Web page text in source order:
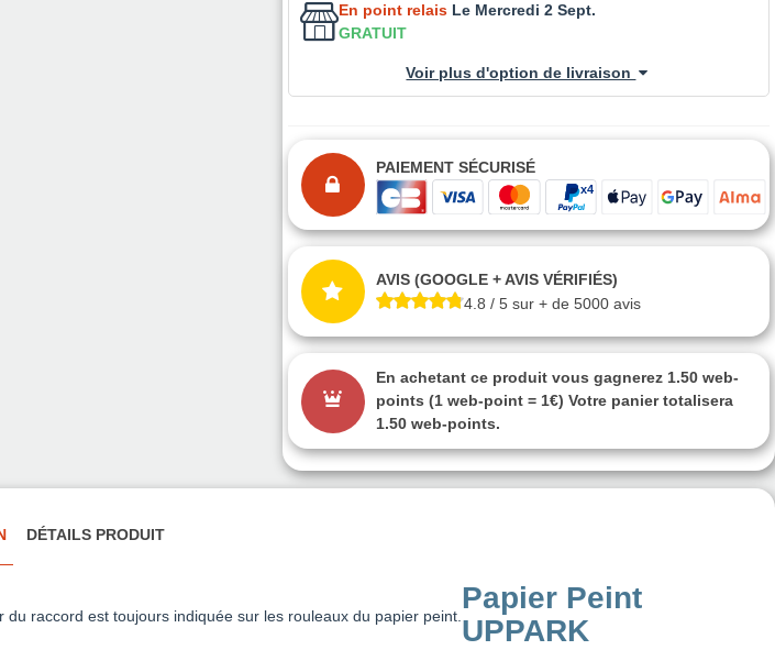
En point relais Le Mercredi 2 Sept.
GRATUIT
Voir plus d'option de livraison
PAIEMENT SÉCURISÉ
AVIS (GOOGLE + AVIS VÉRIFIÉS)
4.8 / 5 sur + de 5000 avis
En achetant ce produit vous gagnerez 1.50 web-
points (1 web-point = 1€) Votre panier totalisera
1.50 web-points.
DÉTAILS PRODUIT
raccord est toujours indiquée sur les rouleaux du papier peint.
Papier Peint
UPPARK